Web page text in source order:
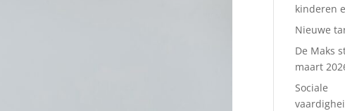
kinderen
Nieuwe
De Maks
maart
Sociale